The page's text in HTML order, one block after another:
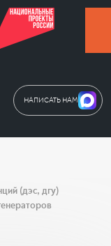
НАПИСАТЬ НАМ
(дэс, дгу)